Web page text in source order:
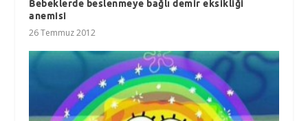
Bebeklerde beslenmeye bağlı demir eksikliği
anemisi
26 Temmuz 2012